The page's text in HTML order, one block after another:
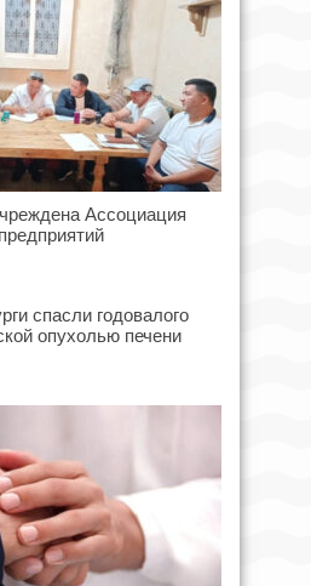
Ассоциация
спасли годовалого
опухолью печени